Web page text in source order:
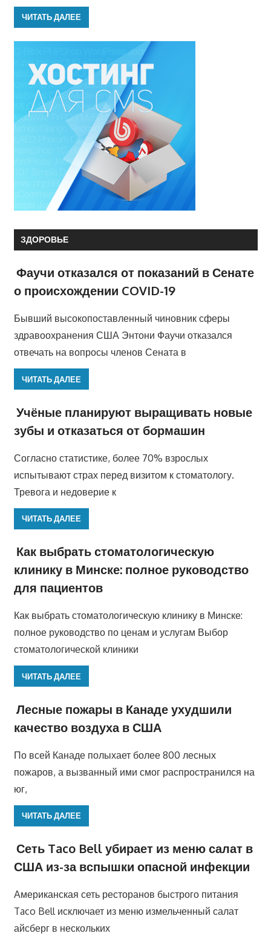
ЧИТАТЬ ДАЛЕЕ
ЗДОРОВЬЕ
Фаучи отказался от показаний в Сенате
о происхождении COVID-19
Бывший высокопоставленный чиновник сферы
здравоохранения США Энтони Фаучи отказался
отвечать на вопросы членов Сената в
ЧИТАТЬ ДАЛЕЕ
Учёные планируют выращивать новые
зубы и отказаться от бормашин
Согласно статистике, более 70% взрослых
испытывают страх перед визитом к стоматологу.
Тревога и недоверие к
ЧИТАТЬ ДАЛЕЕ
Как выбрать стоматологическую
клинику в Минске: полное руководство
для пациентов
Как выбрать стоматологическую клинику в Минске:
полное руководство по ценам и услугам Выбор
стоматологической клиники
ЧИТАТЬ ДАЛЕЕ
Лесные пожары в Канаде ухудшили
качество воздуха в США
По всей Канаде полыхает более 800 лесных
пожаров, а вызванный ими смог распространился на
юг,
ЧИТАТЬ ДАЛЕЕ
Сеть Taco Bell убирает из меню салат в
США из-за вспышки опасной инфекции
Американская сеть ресторанов быстрого питания
Taco Bell исключает из меню измельченный салат
айсберг в нескольких